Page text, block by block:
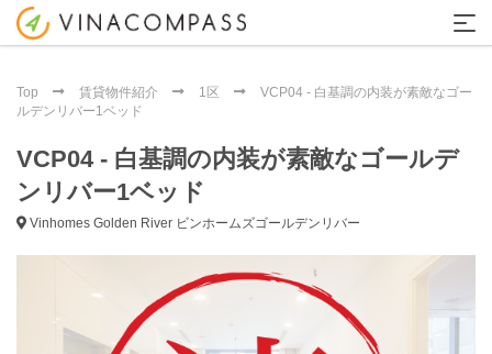
Top 賃貸物件紹介 1区
VCP04 - 白基調の内装が素敵なゴー
ルデンリバー1ベッド
VCP04 - 白基調の内装が素敵なゴールデ
ンリバー1ベッド
Vinhomes Golden River ビンホームズゴールデンリバー